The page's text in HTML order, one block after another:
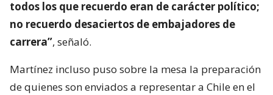
todos los que recuerdo eran de carácter político;
no recuerdo desaciertos de embajadores de
carrera”, señaló.
Martínez incluso puso sobre la mesa la preparación
de quienes son enviados a representar a Chile en el